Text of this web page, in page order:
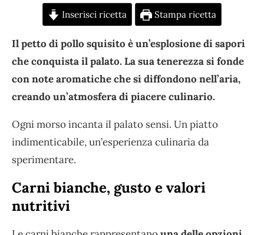
Inserisci ricetta Stampa ricetta
Il petto di pollo squisito è un’esplosione di sapori
che conquista il palato. La sua tenerezza si fonde
con note aromatiche che si diffondono nell’aria,
creando un’atmosfera di piacere culinario.
Ogni morso incanta il palato sensi. Un piatto
indimenticabile, un’esperienza culinaria da
sperimentare.
Carni bianche, gusto e valori
nutritivi